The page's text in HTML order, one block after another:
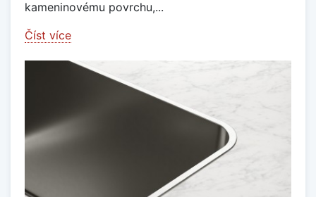
kameninovému povrchu,...
Číst více